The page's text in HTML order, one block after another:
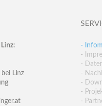
Linz:
Linz
-
-
-
-
-
-
-